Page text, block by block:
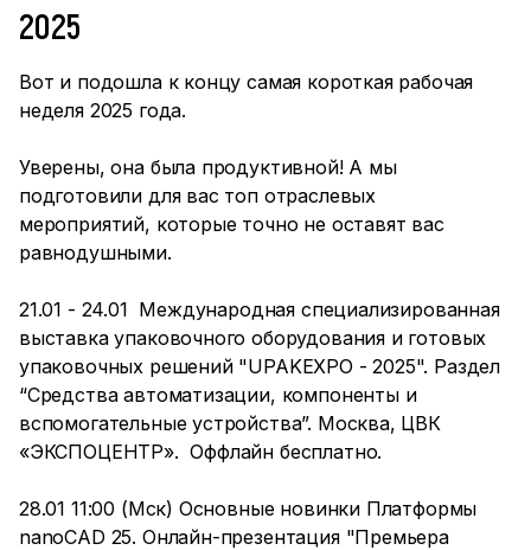
2025
Вот и подошла к концу самая короткая рабочая
неделя 2025 года.
Уверены, она была продуктивной! А мы
подготовили для вас топ отраслевых
мероприятий, которые точно не оставят вас
равнодушными.
21.01 - 24.01 Международная специализированная
выставка упаковочного оборудования и готовых
упаковочных решений "UPAKEXPO - 2025". Раздел
“Средства автоматизации, компоненты и
вспомогательные устройства”. Москва, ЦВК
«ЭКСПОЦЕНТР». Оффлайн бесплатно.
28.01 11:00 (Мск) Основные новинки Платформы
nanoCAD 25. Онлайн-презентация "Премьера